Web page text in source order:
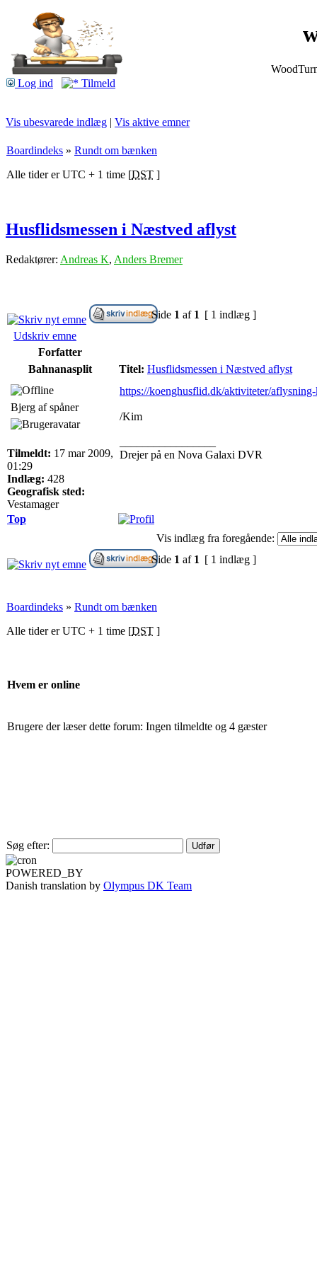
Log ind
Tilmeld
Vis ubesvarede indlæg | Vis aktive emner
Boardindeks » Rundt om bænken
Alle tider er UTC + 1 time [DST ]
Husflidsmessen i Næstved aflyst
Redaktører: Andreas K, Anders Bremer
Side 1 af 1 [ 1 indlæg ]
Udskriv emne
Forfatter
Bahnanasplit
Titel: Husflidsmessen i Næstved aflyst
Bjerg af spåner
Tilmeldt: 17 mar 2009,
01:29
Indlæg: 428
Geografisk sted:
Vestamager
https://koenghusflid.dk/aktiviteter/
/Kim
Drejer på en Nova Galaxi DVR
Top
Vis indlæg fra foregående:
Side 1 af 1 [ 1 indlæg ]
Boardindeks » Rundt om bænken
Alle tider er UTC + 1 time [DST ]
Hvem er online
Brugere der læser dette forum: Ingen tilmeldte og 4 gæster
Søg efter:
POWERED_BY
Danish translation by Olympus DK Team